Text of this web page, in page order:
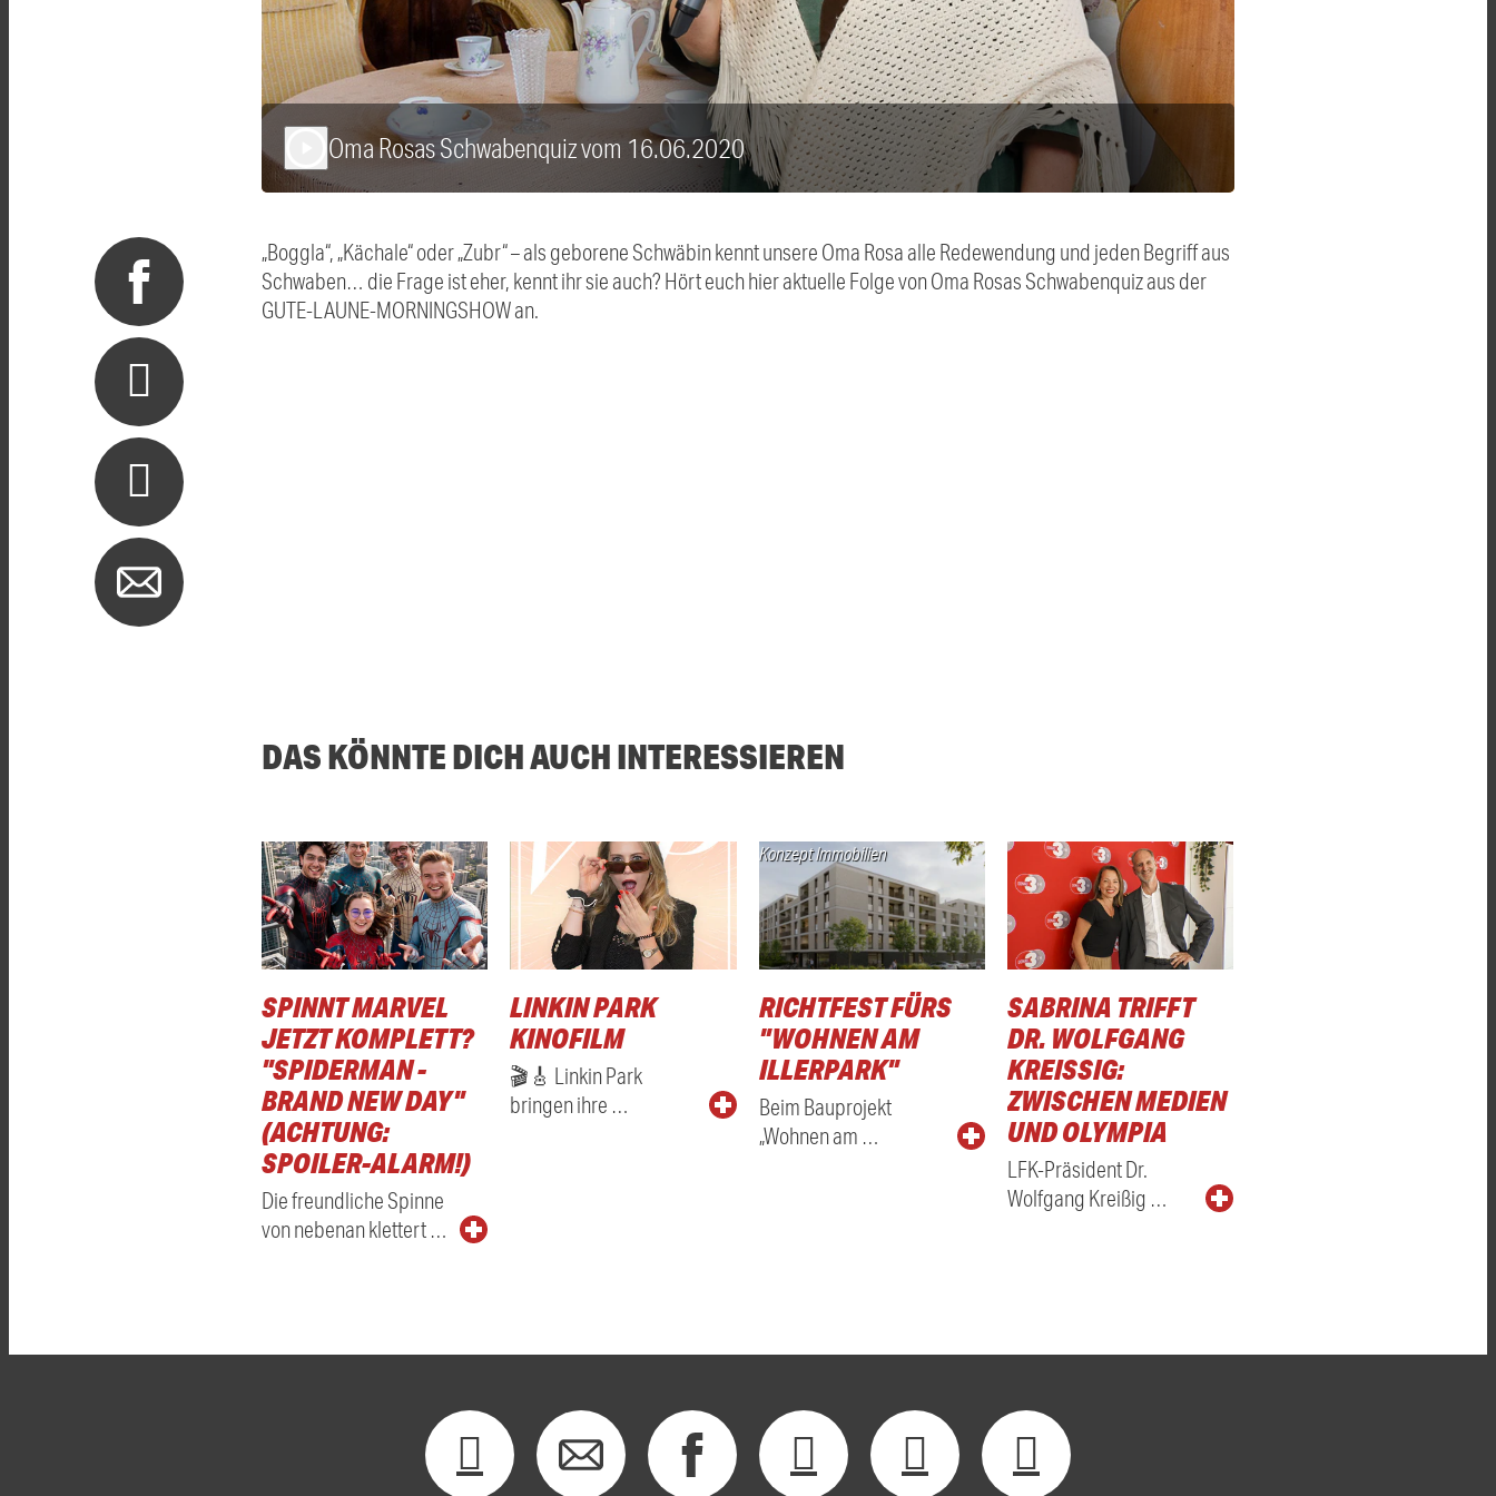
Oma Rosas Schwabenquiz vom 16.06.2020
„Boggla“, „Kächale“ oder „Zubr“ – als geborene Schwäbin kennt unsere Oma Rosa alle Redewendung und jeden Begriff aus
Schwaben… die Frage ist eher, kennt ihr sie auch? Hört euch hier aktuelle Folge von Oma Rosas Schwabenquiz aus der
GUTE-LAUNE-MORNINGSHOW an.
DAS KÖNNTE DICH AUCH INTERESSIEREN
SPINNT MARVEL
JETZT KOMPLETT?
"SPIDERMAN -
BRAND NEW DAY"
(ACHTUNG:
SPOILER-ALARM!)
Die freundliche Spinne
von nebenan klettert …
LINKIN PARK
KINOFILM
🎬🎸 Linkin Park
bringen ihre …
Konzept Immobilien
RICHTFEST FÜRS
"WOHNEN AM
ILLERPARK"
Beim Bauprojekt
„Wohnen am …
SABRINA TRIFFT
DR. WOLFGANG
KREISSIG: Z
WISCHEN MEDIEN U
ND OLYMPIA
LFK-Präsident Dr.
Wolfgang Kreißig …